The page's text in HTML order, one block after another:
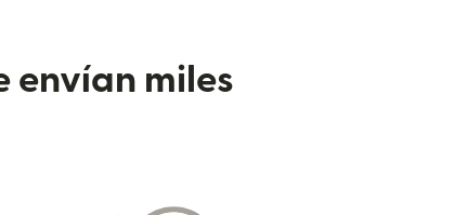
envían miles